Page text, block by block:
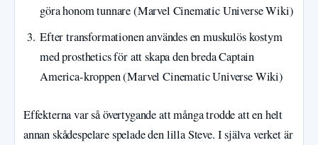
göra honom tunnare (Marvel Cinematic Universe Wiki)
Efter transformationen användes en muskulös kostym
med prosthetics för att skapa den breda Captain
America-kroppen (Marvel Cinematic Universe Wiki)
Effekterna var så övertygande att många trodde att en helt
annan skådespelare spelade den lilla Steve. I själva verket är